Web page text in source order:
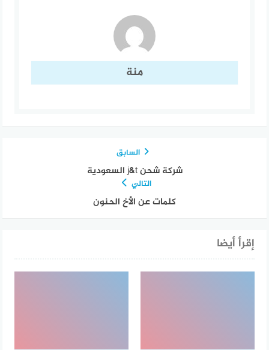
منة
السابق
شركة شحن j&t السعودية
التالي
كلمات عن الأخ الحنون
إقرأ أيضا